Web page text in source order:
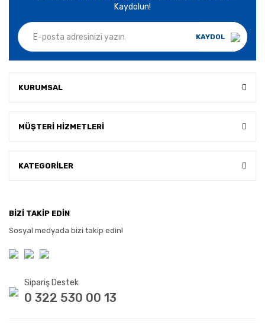
Kaydolun!
KAYDOL
KURUMSAL
MÜŞTERİ HİZMETLERİ
KATEGORİLER
BİZİ TAKİP EDİN
Sosyal medyada bizi takip edin!
Sipariş Destek
0 322 530 00 13